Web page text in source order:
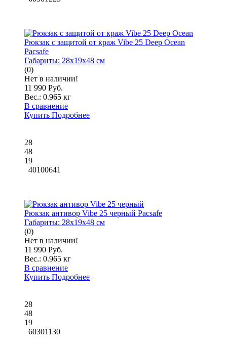
Рюкзак с защитой от краж Vibe 25 Deep Ocean
Pacsafe
Габариты: 28x19x48 см
(0)
Нет в наличии!
11 990 Руб.
Вес.: 0.965 кг
В сравнение
Купить Подробнее
28
48
19
40100641
Рюкзак антивор Vibe 25 черный Pacsafe
Габариты: 28x19x48 см
(0)
Нет в наличии!
11 990 Руб.
Вес.: 0.965 кг
В сравнение
Купить Подробнее
28
48
19
60301130